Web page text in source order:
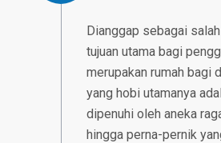
Dianggap sebagai
tujuan utama bagi
merupakan rumah bagi
yang hobi utamanya
dipenuhi oleh aneka
hingga perna-pernik